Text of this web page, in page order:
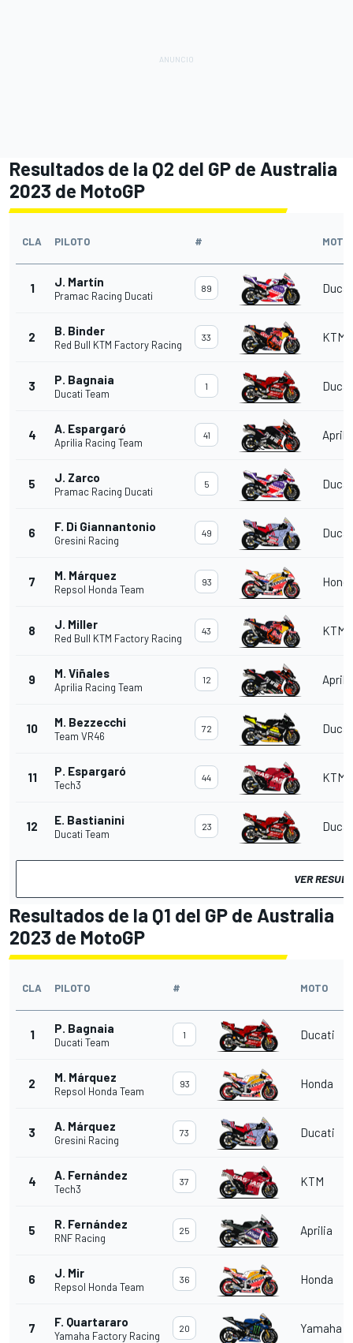
Resultados de la Q2 del GP de Australia
2023 de MotoGP
CLA PILOTO # MOTO
1 J. Martín
Pramac Racing Ducati
89
2 B. Binder
Red Bull KTM Factory Racing
33 KTM
3 P. Bagnaia
Ducati Team
1
4 A. Espargaró
Aprilia Racing Team
41
5 J. Zarco
Pramac Racing Ducati
5
6 F. Di Giannantonio
Gresini Racing
49
7 M. Márquez
Repsol Honda Team
93
8 J. Miller
Red Bull KTM Factory Racing
43 KTM
9 M. Viñales
Aprilia Racing Team
12
10 M. Bezzecchi
Team VR46
72
11 P. Espargaró
Tech3
44 KTM
12 E. Bastianini
Ducati Team
23
VER
Resultados de la Q1 del GP de Australia
2023 de MotoGP
CLA PILOTO # MOTO
1 P. Bagnaia
Ducati Team
1 Ducati
2 M. Márquez
Repsol Honda Team
93 Honda
3 A. Márquez
Gresini Racing
73 Ducati
4 A. Fernández
Tech3
37 KTM
5 R. Fernández
RNF Racing
25 Aprilia
6 J. Mir
Repsol Honda Team
36 Honda
7 F. Quartararo
Yamaha Factory Racing
20 Yamaha